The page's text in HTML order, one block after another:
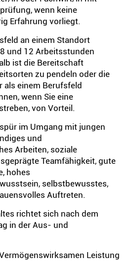
wenn keine
Erfahrung vorliegt.
an einem Standort
und 12 Arbeitsstunden
ist die Bereitschaft
zu pendeln oder die
als einem Berufsfeld
wenn Sie eine
von Vorteil.
im Umgang mit jungen
und
Arbeiten, soziale
Teamfähigkeit, gute
hohes
selbstbewusstes,
Auftreten.
richtet sich nach dem
in der Aus- und
Leistung